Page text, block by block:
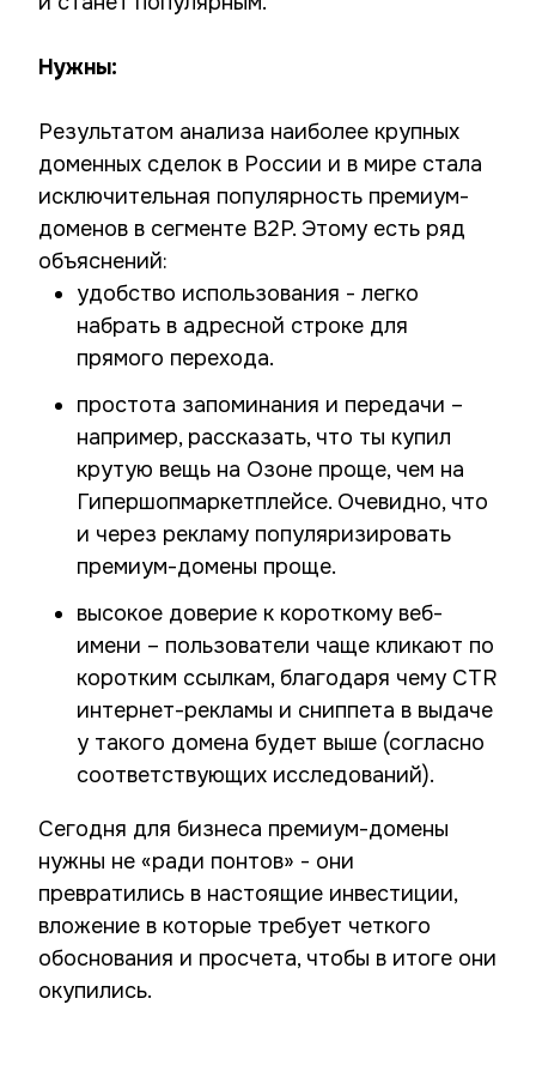
Нужны:
Результатом анализа наиболее крупных
доменных сделок в России и в мире стала
исключительная популярность премиум-
доменов в сегменте B2P. Этому есть ряд
объяснений:
удобство использования - легко
набрать в адресной строке для
прямого перехода.
простота запоминания и передачи –
например, рассказать, что ты купил
крутую вещь на Озоне проще, чем на
Гипершопмаркетплейсе. Очевидно, что
и через рекламу популяризировать
премиум-домены проще.
высокое доверие к короткому веб-
имени – пользователи чаще кликают по
коротким ссылкам, благодаря чему CTR
интернет-рекламы и сниппета в выдаче
у такого домена будет выше (согласно
соответствующих исследований).
Сегодня для бизнеса премиум-домены
нужны не «ради понтов» - они
превратились в настоящие инвестиции,
вложение в которые требует четкого
обоснования и просчета, чтобы в итоге они
окупились.